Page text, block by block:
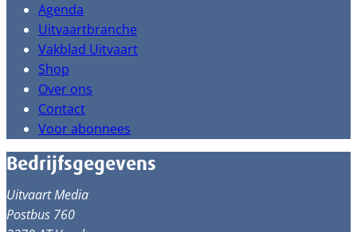
Agenda
Uitvaartbranche
Vakblad Uitvaart
Shop
Over ons
Contact
Voor abonnees
Bedrijfsgegevens
Uitvaart Media
Postbus 760